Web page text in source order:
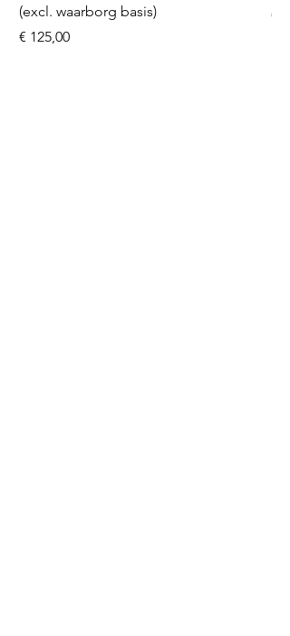
(excl. waarborg basis)
Prijs
€ 125,00
Prijs
€